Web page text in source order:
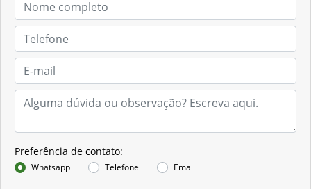
Preferência de contato:
Whatsapp Telefone Email